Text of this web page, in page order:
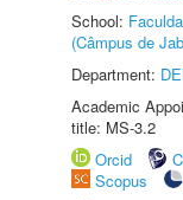
School:
(Câmpus de
Department:
Academic
title: MS-3.2
Orcid
Scopus